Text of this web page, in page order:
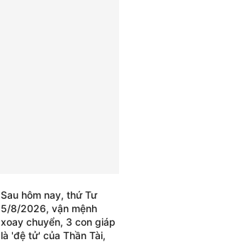
Sau hôm nay, thứ Tư
5/8/2026, vận mệnh
xoay chuyển, 3 con giáp
là 'đệ tử' của Thần Tài,